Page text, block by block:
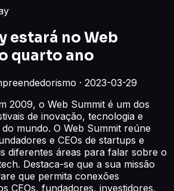
estará no Web
quarto ano
· 2023-03-29
2009, o Web Summit é um dos
de inovação, tecnologia e
mundo. O Web Summit reúne
e CEOs de startups e
diferentes áreas para falar sobre o
Destaca-se que a sua missão
que permita conexões
CEOs, fundadores, investidores,